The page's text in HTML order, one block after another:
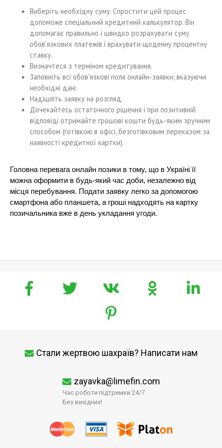
Виберіть необхідну суму. Спростити цей процес
допоможе спеціальний кредитний калькулятор. Він
допомагає правильно і швидко розрахувати суму
обов'язкових платежів і врахувати щоденну процентну
ставку.
Визначтеся з терміном кредитування.
Заповніть всі обов'язкові поля онлайн-заявки, вказуючи
необхідні дані.
Надішліть заявку на розгляд.
Дочекайтесь остаточного рішення і при позитивній
відповіді отримайте грошові кошти будь-яким зручним
способом (готівкою в офісі, безготівковим переказом за
наявності кредитної картки).
Головна перевага онлайн позики в тому, що в Україні її
можна оформити в будь-який час доби, незалежно від
місця перебування. Подати заявку легко за допомогою
смартфона або планшета, а гроші надходять на картку
позичальника вже в день укладання угоди.
Стали жертвою шахраїв? Написати нам
zayavka@limefin.com
Час роботи підтримки 24/7
Без вихідних!